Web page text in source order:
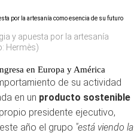
y apuesta por la artesanía
Hermès)
en Europa y América
de su actividad
en un producto sostenible
presidente ejecutivo,
año el grupo "está viendo la